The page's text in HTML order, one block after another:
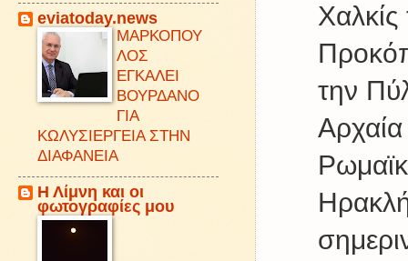
την
eviatoday.news
ΜΑΡΚΟΠΟΥ
ΛΟΣ
ΕΓΚΑΛΕΙ
ΒΟΥΡΔΑΝΟ
ΓΙΑ
ΚΩΛΥΣΙΕΡΓΕΙΑ ΣΤΗΝ
ΔΙΑΦΑΝΕΙΑ
Η Λίμνη και οι
φωτογραφίες μου